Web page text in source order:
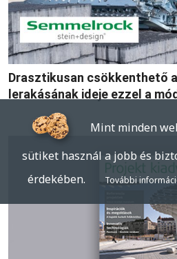
Drasztikusan csökkenthető
lerakásának ideje ezzel a
Mint minden
sütiket használ a jobb és
érdekében.
További